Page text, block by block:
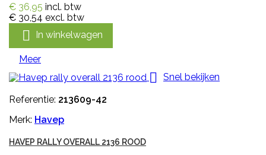
€ 36,95 incl. btw
€ 30,54 excl. btw
 In winkelwagen
Meer
 Snel bekijken
Referentie: 213609-42
Merk: Havep
HAVEP RALLY OVERALL 2136 ROOD